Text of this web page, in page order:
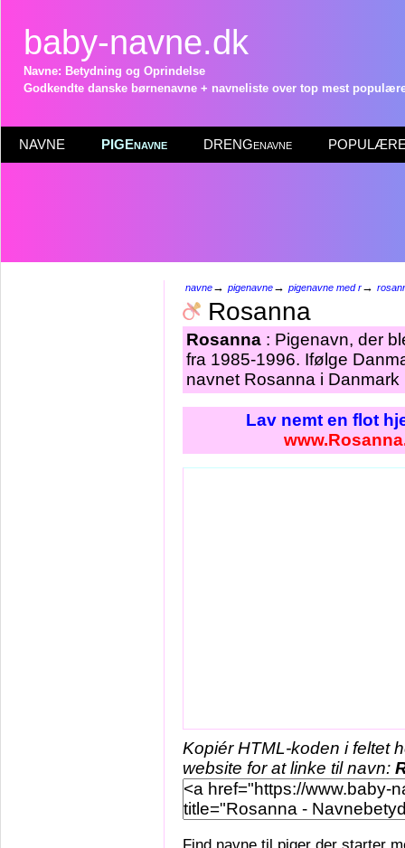
baby-navne.dk
Navne: Betydning og Oprindelse
Godkendte danske børnenavne + navneliste over top mest
NAVNE PIGEnavne DRENGenavne POPULÆRE
navne→ pigenavne→ pigenavne med r→
Rosanna
Rosanna : Pigenavn, der
fra 1985-1996. Ifølge
navnet Rosanna i
Lav nemt en flot
Kopiér HTML-koden i feltet
website for at linke til navn: